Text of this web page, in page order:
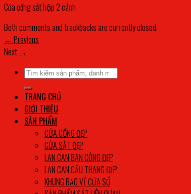
Cửa cổng sắt hộp 2 cánh
Both comments and trackbacks are currently closed.
← Previous
Next →
Tìm
kiếm:
TRANG CHỦ
GIỚI THIỆU
SẢN PHẨM
CỬA CỔNG ĐẸP
CỬA SẮT ĐẸP
LAN CAN BAN CÔNG ĐẸP
LAN CAN CẦU THANG ĐẸP
KHUNG BẢO VỆ CỬA SỔ